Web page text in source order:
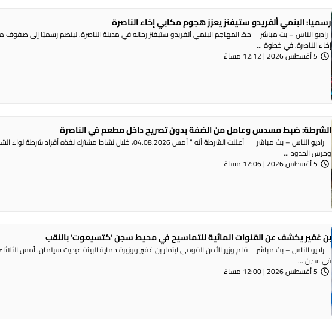
رسميا: البنمي ألفريدو ستيفنز يعزز هجوم مكابي إخاء الناصرة
راديو الناس – بث مباشر حطّ المهاجم البنمي ألفريدو ستيفنز رحاله في مدينة الناصرة، لينضم رسميًا إلى صفوف
إخاء الناصرة، في خطوة ...
5 أغسطس 2026 | 12:12 مساءً
الشرطة: ضبط مسدس وعامل من الضفة بدون تصريح داخل مطعم في الناصرة
راديو الناس – بث مباشر أعلنت الشرطة أنه ” أمس 04.08.2026، خلال نشاط مشترك نفذه أفراد شرطة
وحرس الحدود ...
5 أغسطس 2026 | 12:06 مساءً
بن غفير يكشف عن القنوات المائية للتماسيح في محيط سجن ‘كتسيعوت‘ بالنقب
راديو الناس – بث مباشر قام وزير الأمن القومي ايتمار بن غفير ووزيرة حماية البيئة عيديت سيلمان، أمس
في سجن ...
5 أغسطس 2026 | 12:00 مساءً